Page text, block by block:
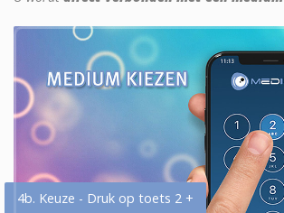
4b. Keuze - Druk op toets 2 +